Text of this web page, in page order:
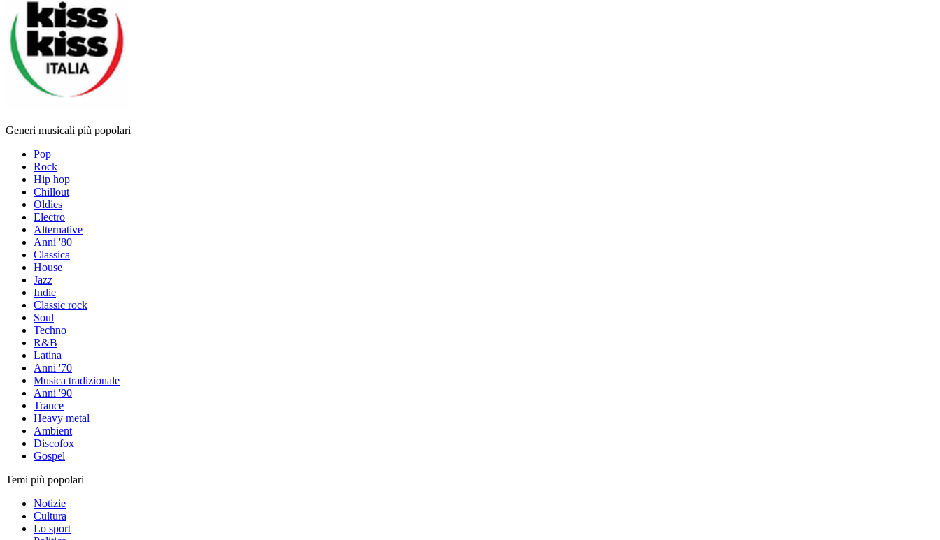
Generi musicali più popolari
Pop
Rock
Hip hop
Chillout
Oldies
Electro
Alternative
Anni '80
Classica
House
Jazz
Indie
Classic rock
Soul
Techno
R&B
Latina
Anni '70
Musica tradizionale
Anni '90
Trance
Heavy metal
Ambient
Discofox
Gospel
Temi più popolari
Notizie
Cultura
Lo sport